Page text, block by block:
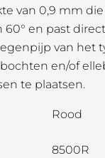
van 0,9 mm die
en past
van het
en/of
te plaatsen.
Rood
8500R